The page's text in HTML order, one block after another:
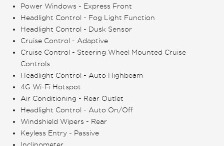
Power Windows - Express Front
Headlight Control - Fog Light Function
Headlight Control - Dusk Sensor
Cruise Control - Adaptive
Cruise Control - Steering Wheel Mounted Cruise
Controls
Headlight Control - Auto Highbeam
4G Wi-Fi Hotspot
Air Conditioning - Rear Outlet
Headlight Control - Auto On/Off
Windshield Wipers - Rear
Keyless Entry - Passive